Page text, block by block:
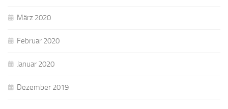
März 2020
Februar 2020
Januar 2020
Dezember 2019